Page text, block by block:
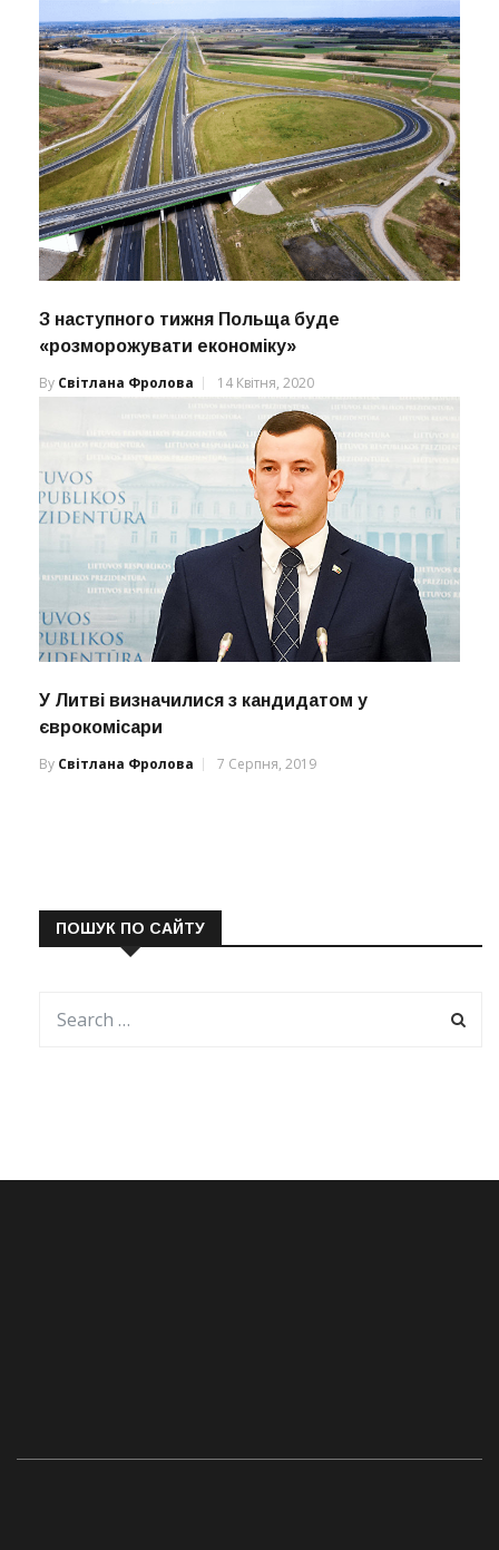
З наступного тижня Польща буде
«розморожувати економіку»
By Світлана Фролова 14 Квітня, 2020
У Литві визначилися з кандидатом у
єврокомісари
By Світлана Фролова 7 Серпня, 2019
ПОШУК ПО САЙТУ